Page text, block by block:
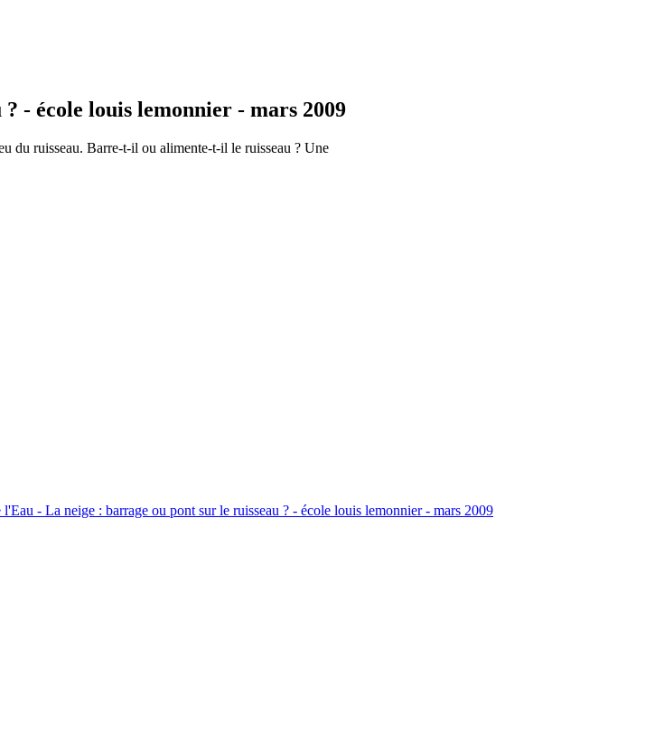
- école louis lemonnier - mars 2009
du ruisseau. Barre-t-il ou alimente-t-il le ruisseau ? Une
- La neige : barrage ou pont sur le ruisseau ? - école louis lemonnier - mars 2009